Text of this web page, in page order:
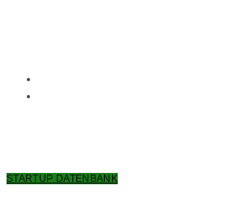
STARTUP DATENBANK